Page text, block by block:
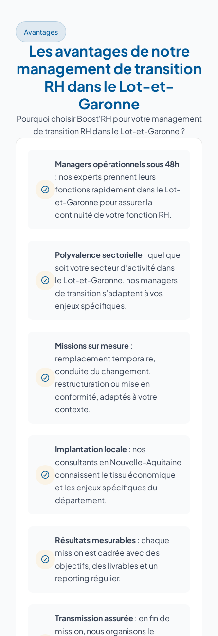
Avantages
Les avantages de notre
management de transition
RH dans le Lot-et-
Garonne
Pourquoi choisir Boost'RH pour votre management
de transition RH dans le Lot-et-Garonne ?
Managers opérationnels sous 48h
: nos experts prennent leurs
fonctions rapidement dans le Lot-
et-Garonne pour assurer la
continuité de votre fonction RH.
Polyvalence sectorielle: quel que
soit votre secteur d’activité dans
le Lot-et-Garonne, nos managers
de transition s’adaptent à vos
enjeux spécifiques.
Missions sur mesure:
remplacement temporaire,
conduite du changement,
restructuration ou mise en
conformité, adaptés à votre
contexte.
Implantation locale: nos
consultants en Nouvelle-Aquitaine
connaissent le tissu économique
et les enjeux spécifiques du
département.
Résultats mesurables: chaque
mission est cadrée avec des
objectifs, des livrables et un
reporting régulier.
Transmission assurée: en fin de
mission, nous organisons le